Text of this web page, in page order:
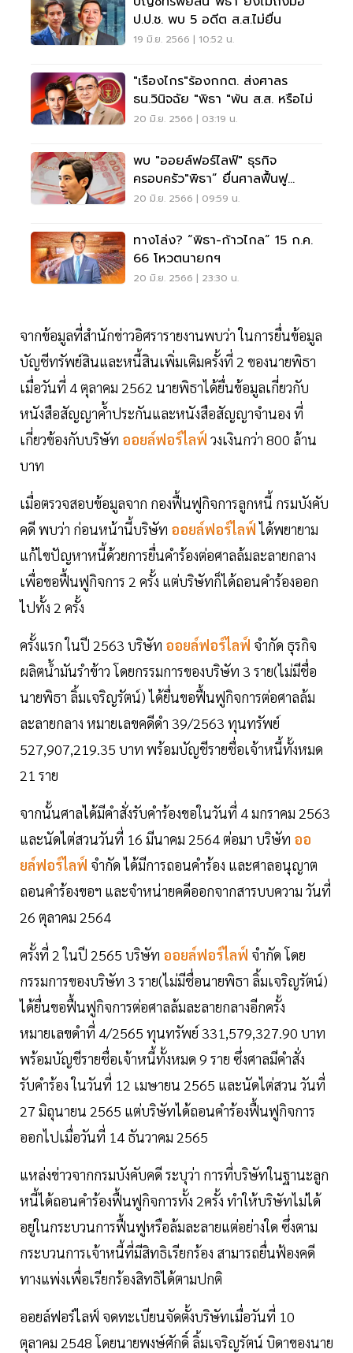
ป.ป.ช. พบ 5 อดีต ส.ส.ไม่ยื่น
19 มิ.ย. 2566 | 10:52 น.
"เรืองไกร"ร้องกกต. ส่งศาลร
ธน.วินิจฉัย "พิธา "พ้น ส.ส. หรือไม่
20 มิ.ย. 2566 | 03:19 น.
พบ "ออยล์ฟอร์ไลฟ์" ธุรกิจ
ครอบครัว"พิธา” ยื่นศาลฟื้นฟู
กิจการ 2 รอบ
20 มิ.ย. 2566 | 09:59 น.
ทางโล่ง? “พิธา-ก้าวไกล” 15 ก.ค.
66 โหวตนายกฯ
20 มิ.ย. 2566 | 23:30 น.
จากข้อมูลที่สำนักข่าวอิศรารายงานพบว่า ในการยื่นข้อมูล
บัญชีทรัพย์สินและหนี้สินเพิ่มเติมครั้งที่ 2 ของนายพิธา
เมื่อวันที่ 4 ตุลาคม 2562 นายพิธาได้ยื่นข้อมูลเกี่ยวกับ
หนังสือสัญญาค้ำประกันและหนังสือสัญญาจำนอง ที่
เกี่ยวข้องกับบริษัท ออยล์ฟอร์ไลฟ์ วงเงินกว่า 800 ล้าน
บาท
เมื่อตรวจสอบข้อมูลจาก กองฟื้นฟูกิจการลูกหนี้ กรมบังคับ
คดี พบว่า ก่อนหน้านี้บริษัท ออยล์ฟอร์ไลฟ์ได้พยายาม
แก้ไขปัญหาหนี้ด้วยการยื่นคำร้องต่อศาลล้มละลายกลาง
เพื่อขอฟื้นฟูกิจการ 2 ครั้ง แต่บริษัทก็ได้ถอนคำร้องออก
ไปทั้ง 2 ครั้ง
ครั้งแรก ในปี 2563 บริษัท ออยล์ฟอร์ไลฟ์ จำกัด ธุรกิจ
ผลิตน้ำมันรำข้าว โดยกรรมการของบริษัท 3 ราย(ไม่มีชื่อ
นายพิธา ลิ้มเจริญรัตน์) ได้ยื่นขอฟื้นฟูกิจการต่อศาลล้ม
ละลายกลาง หมายเลขคดีดำ 39/2563 ทุนทรัพย์
527,907,219.35 บาท พร้อมบัญชีรายชื่อเจ้าหนี้ทั้งหมด
21 ราย
จากนั้นศาลได้มีคำสั่งรับคำร้องขอในวันที่ 4 มกราคม 2563
และนัดไต่สวนวันที่ 16 มีนาคม 2564 ต่อมา บริษัท ออ
ยล์ฟอร์ไลฟ์ จำกัด ได้มีการถอนคำร้อง และศาลอนุญาต
ถอนคำร้องขอฯ และจำหน่ายคดีออกจากสารบบความ วันที่
26 ตุลาคม 2564
ครั้งที่ 2 ในปี 2565 บริษัท ออยล์ฟอร์ไลฟ์ จำกัด โดย
กรรมการของบริษัท 3 ราย(ไม่มีชื่อนายพิธา ลิ้มเจริญรัตน์)
ได้ยื่นขอฟื้นฟูกิจการต่อศาลล้มละลายกลางอีกครั้ง
หมายเลขดำที่ 4/2565 ทุนทรัพย์ 331,579,327.90 บาท
พร้อมบัญชีรายชื่อเจ้าหนี้ทั้งหมด 9 ราย ซึ่งศาลมีคำสั่ง
รับคำร้อง ในวันที่ 12 เมษายน 2565 และนัดไต่สวน วันที่
27 มิถุนายน 2565 แต่บริษัทได้ถอนคำร้องฟื้นฟูกิจการ
ออกไปเมื่อวันที่ 14 ธันวาคม 2565
แหล่งข่าวจากกรมบังคับคดี ระบุว่า การที่บริษัทในฐานะลูก
หนี้ได้ถอนคำร้องฟื้นฟูกิจการทั้ง 2ครั้ง ทำให้บริษัทไม่ได้
อยู่ในกระบวนการฟื้นฟูหรือล้มละลายแต่อย่างใด ซึ่งตาม
กระบวนการเจ้าหนี้ที่มีสิทธิเรียกร้อง สามารถยื่นฟ้องคดี
ทางแพ่งเพื่อเรียกร้องสิทธิได้ตามปกติ
ออยล์ฟอร์ไลฟ์ จดทะเบียนจัดตั้งบริษัทเมื่อวันที่ 10
ตุลาคม 2548 โดยนายพงษ์ศักดิ์ ลิ้มเจริญรัตน์ บิดาของนาย